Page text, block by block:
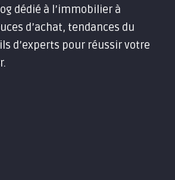
dédié à l’immobilier à
d’achat, tendances du
d’experts pour réussir votre